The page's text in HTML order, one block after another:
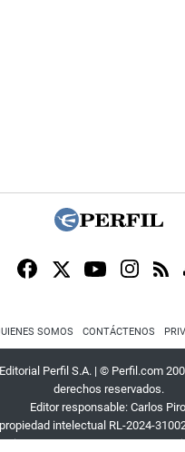
SOMOS CONTÁCTENOS
Perfil S.A. | © Perfil.com
derechos reservados.
Editor responsable: Carlos
intelectual RL-2024-
2715,C1289ABI,CABA,